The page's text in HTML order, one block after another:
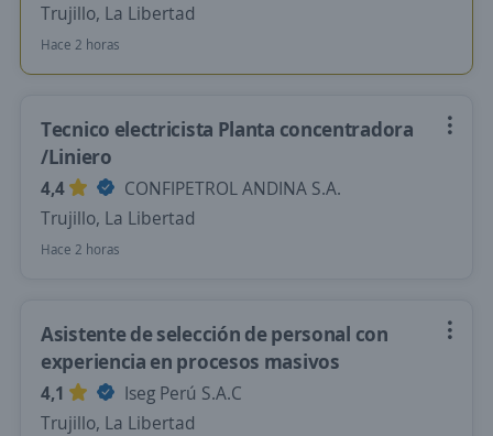
Trujillo, La Libertad
Hace 2 horas
Tecnico electricista Planta concentradora
/Liniero
4,4
CONFIPETROL ANDINA S.A.
Trujillo, La Libertad
Hace 2 horas
Asistente de selección de personal con
experiencia en procesos masivos
4,1
Iseg Perú S.A.C
Trujillo, La Libertad